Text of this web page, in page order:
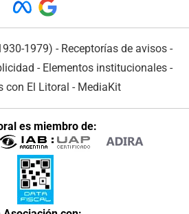
1979) - Receptorías de avisos -
- Elementos institucionales-
con El Litoral - MediaKit
es miembro de: